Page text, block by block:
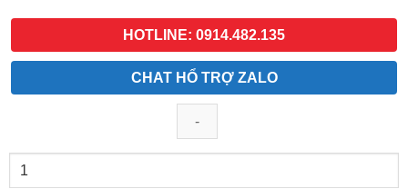
HOTLINE: 0914.482.135
CHAT HỔ TRỢ ZALO
Bộ